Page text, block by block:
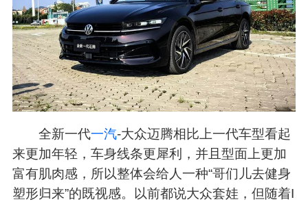
全新一代一汽-大众迈腾相比上一代车型看起
来更加年轻，车身线条更犀利，并且型面上更加
富有肌肉感，所以整体会给人一种“哥们儿去健身
塑形归来”的既视感。以前都说大众套娃，但随着I